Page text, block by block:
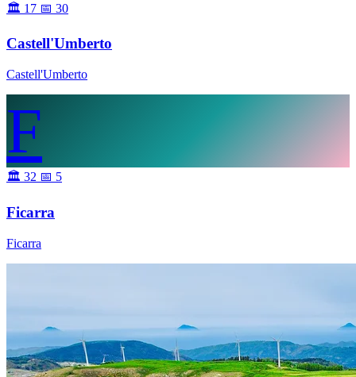
🏛 17 📅 30
Castell'Umberto
Castell'Umberto
F
🏛 32 📅 5
Ficarra
Ficarra